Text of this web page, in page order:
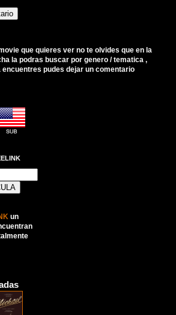
que quieres ver no te olvides que en la
la podras buscar por genero / tematica ,
encuentres pudes dejar un comentario
un